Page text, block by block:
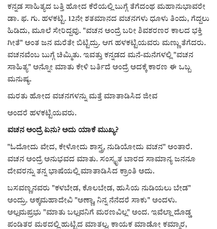
ಸಂಪಾದಕೀಯ
ಕವನ
Digital Subscription
ಕನ್ನಡ ಸಾಹಿತ್ಯದ ಬತ್ತಿ ಹೋದ ಕೆರೆಯಲ್ಲಿ ಬುಗ್ಗೆ ತೆಗೆದಂಥ ಮಹಾನುಭಾವರೇ
ಡಾ. ಫ. ಗು. ಹಳಕಟ್ಟಿ. 12ನೇ ಶತಮಾನದ ವಚನಗಳು ಧೂಳು ತಿಂದು, ಗೆದ್ದಲು
ಹಿಡಿದು, ಮೂಲೆ ಸೇರಿದ್ದವು. "ವಚನ ಅಂದ್ರೆ ಬರೀ ಶಿವಶರಣರ ಕಾಲದ ಭಕ್ತಿ
ಗೀತೆ" ಅಂತ ಜನ ಮರೆತೇ ಬಿಟ್ಟಿದ್ರು. ಆಗ ಹಳಕಟ್ಟಿಯವರು ಮಣ್ಣು ತೆಗೆದರು.
ವಚನವೆಂಬ ಬುಗ್ಗೆ ಚಿಮ್ಮಿತು. ಇವತ್ತು ಕನ್ನಡದ ಮನೆ-ಮನೆಗಳಲ್ಲಿ "ವಚನ
ಸಾಹಿತ್ಯ" ಅನ್ನೋ ಮಾತು ಕೇಳಿ ಬರ್ತಿದೆ ಅಂದ್ರೆ ಅದಕ್ಕೆ ಕಾರಣ ಈ ಒಬ್ಬ
ಮನುಷ್ಯ.
ಮರತು ಹೋದ ವಚನಗಳನ್ನು ಮತ್ತೆ ಮಾತಾಡಿಸಿದ ಜೀವ
ಅಂದರೆ ಹಳಕಟ್ಟಿಯವರು.
ವಚನ ಅಂದ್ರೆ ಏನು? ಅದು ಯಾಕೆ ಮುಖ್ಯ?
"ಓದೋದು ವೇದ, ಕೇಳೋದು ಶಾಸ್ತ್ರ, ನುಡಿಯೋದು ವಚನ" ಅಂತಾರೆ.
ವಚನ ಅಂದ್ರೆ ಅನುಭವದ ಮಾತು. ಸಂಸ್ಕೃತ ಬಾರದ ಸಾಮಾನ್ಯ ಜನನೂ
ದೇವರನ್ನು ತನ್ನ ಭಾಷೆಯಲ್ಲಿ ಮಾತಾಡಿಸಿದ ಕ್ರಾಂತಿ ಅದು.
ಬಸವಣ್ಣನವರು "ಕಳಬೇಡ, ಕೊಲಬೇಡ, ಹುಸಿಯ ನುಡಿಯಲು ಬೇಡ"
ಅಂದ್ರು. ಅಕ್ಕಮಹಾದೇವಿ "ಅಣ್ಣಾ, ನಿನ್ನ ನೆನೆದರೆ ಸಾಕು" ಅಂದಳು.
ಅಲ್ಲಮಪ್ರಭು "ಮಾತು ಬಲ್ಲವನಿಗೆ ಮರಣವಿಲ್ಲ" ಅಂದ. ಇವೆಲ್ಲಾ ದೊಡ್ಡ
ಪಂಡಿತರ ಮಠದಲ್ಲಿ ಹುಟ್ಟಿದ ಮಾತಲ್ಲ. ಕಾಯಕ ಮಾಡೋ ಕಮ್ಮಾರ,